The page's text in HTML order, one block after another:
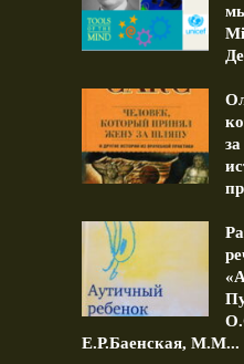
Е.Р.Баенская, М.М...